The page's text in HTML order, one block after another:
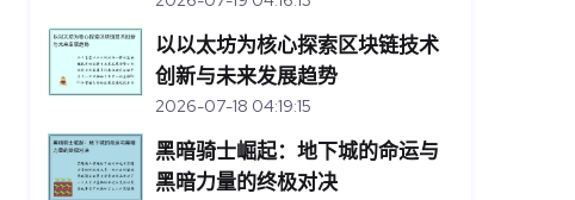
以以太坊为核心探索区块链技术
创新与未来发展趋势
2026-07-18 04:19:15
黑暗骑士崛起：地下城的命运与
黑暗力量的终极对决